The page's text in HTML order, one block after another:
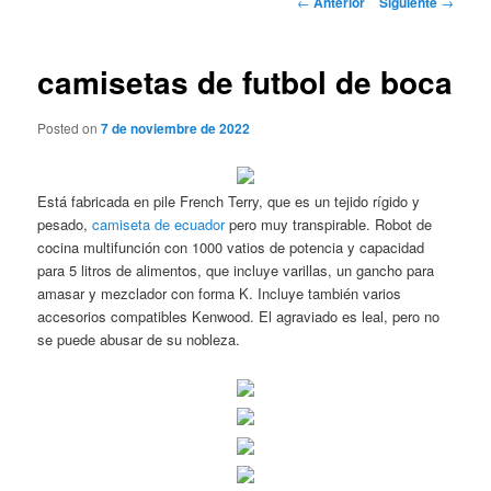
camisetas de futbol de boca
Posted on7 de noviembre de 2022
Está fabricada en pile French Terry, que es un tejido rígido y
pesado,camiseta de ecuadorpero muy transpirable. Robot de
cocina multifunción con 1000 vatios de potencia y capacidad
para 5 litros de alimentos, que incluye varillas, un gancho para
amasar y mezclador con forma K. Incluye también varios
accesorios compatibles Kenwood. El agraviado es leal, pero no
se puede abusar de su nobleza.